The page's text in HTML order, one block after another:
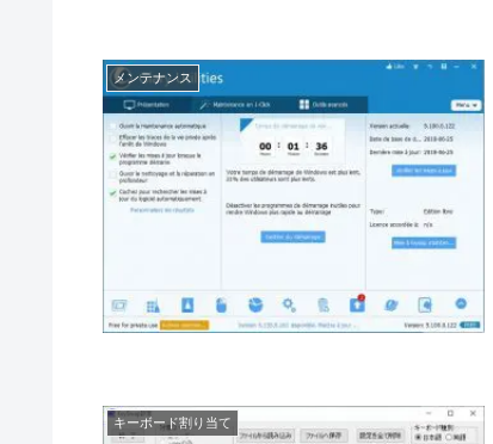
メンテナンス
キーボード割り当て